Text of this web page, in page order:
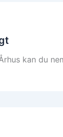
kan du